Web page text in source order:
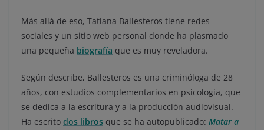
Más allá de eso, Tatiana Ballesteros tiene redes
sociales y un sitio web personal donde ha plasmado
una pequeña biografía que es muy reveladora.
Según describe, Ballesteros es una criminóloga de 28
años, con estudios complementarios en psicología, que
se dedica a la escritura y a la producción audiovisual.
Ha escrito dos libros que se ha autopublicado: Matar a